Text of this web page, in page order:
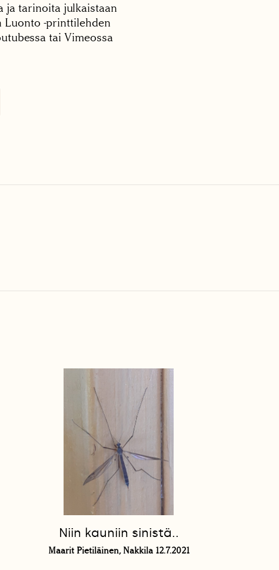
ja tarinoita julkaistaan
Luonto -printtilehden
tai Vimeossa
Niin kauniin sinistä..
Maarit Pietiläinen, Nakkila 12.7.2021